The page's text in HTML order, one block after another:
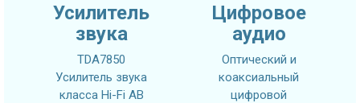
Усилитель
звука
TDA7850
Усилитель звука
класса Hi-Fi AB
Цифровое
аудио
Оптический и
коаксиальный
цифровой